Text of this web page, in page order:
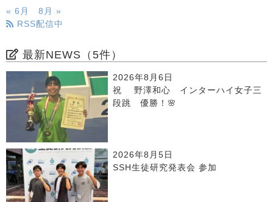
« 6月
8月 »
RSS配信中
最新NEWS（5件）
2026年8月6日
祝 野澤和心 インターハイ女子三
段跳 優勝！🌸
2026年8月5日
SSH生徒研究発表会 参加